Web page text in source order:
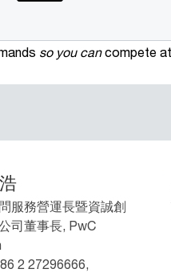
so you can compete
服務營運長暨資誠創
司董事長, PwC
2 27296666,